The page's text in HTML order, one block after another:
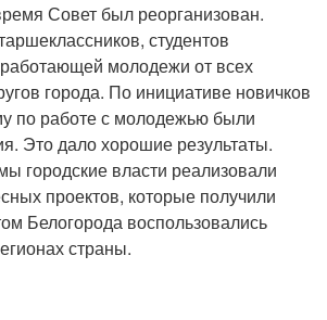
Совет был реорганизован.
студентов
молодежи от всех
города. По инициативе новичков
по работе с молодежью были
Это дало хорошие результаты.
городские власти реализовали
проектов, которые получили
Белогорода воспользовались
страны.